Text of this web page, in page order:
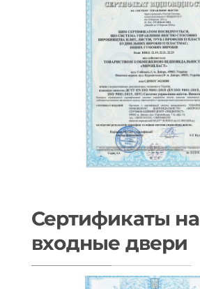
Сертификаты на
входные двери